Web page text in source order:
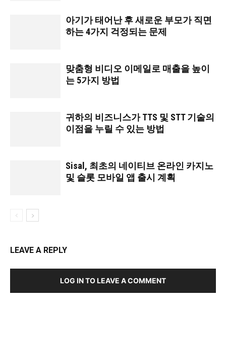
아기가 태어난 후 새로운 부모가 직면
하는 4가지 걱정되는 문제
맞춤형 비디오 이메일로 매출을 높이
는 5가지 방법
귀하의 비즈니스가 TTS 및 STT 기술의
이점을 누릴 수 있는 방법
Sisal, 최초의 네이티브 온라인 카지노
및 슬롯 모바일 앱 출시 계획
LEAVE A REPLY
LOG IN TO LEAVE A COMMENT